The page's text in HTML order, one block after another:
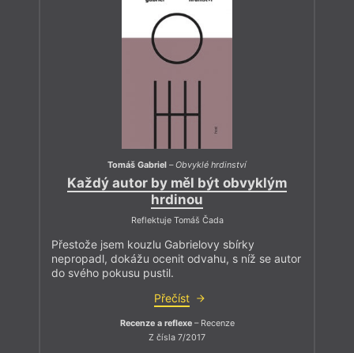
Tomáš Gabriel –Obvyklé hrdinství
Každý autor by měl být obvyklým
hrdinou
Reflektuje Tomáš Čada
Přestože jsem kouzlu Gabrielovy sbírky
nepropadl, dokážu ocenit odvahu, s níž se autor
do svého pokusu pustil.
Přečíst
Recenze a reflexe– Recenze
Z čísla 7/2017